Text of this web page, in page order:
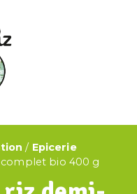
/ Epicerie
complet bio 400 g